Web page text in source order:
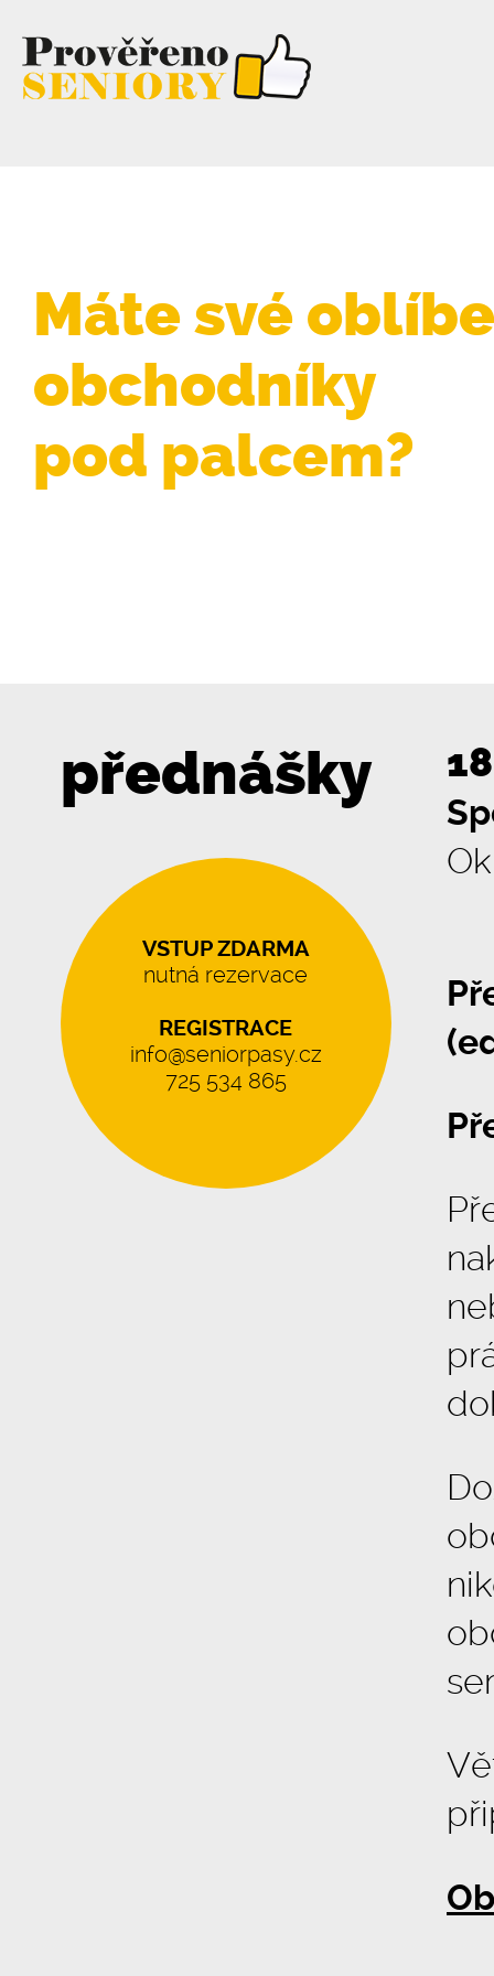
Máte své
obchodníky
pod palcem?
přednášky
VSTUP ZDARMA
nutná rezervace
REGISTRACE
info@seniorpasy.cz
725 534 865